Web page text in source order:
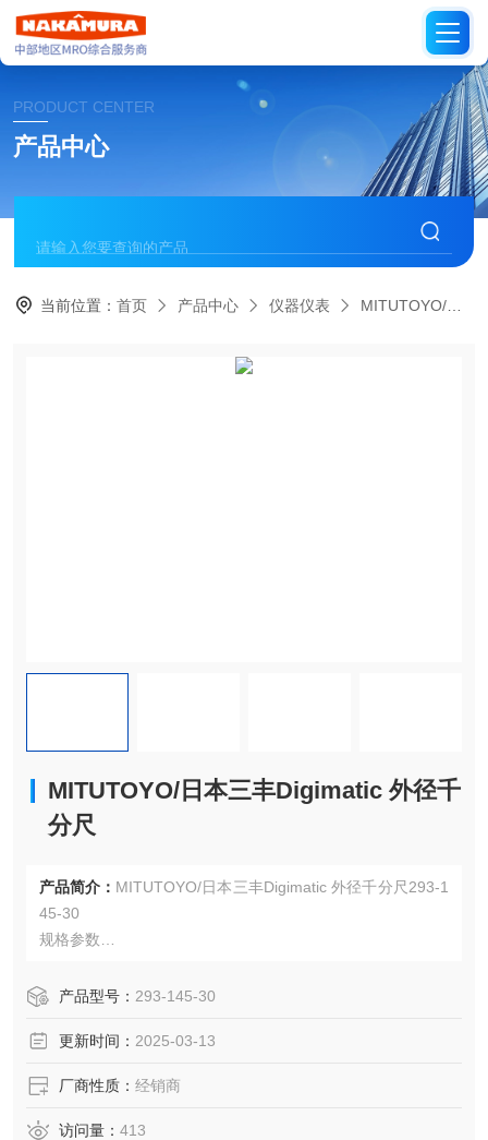
PRODUCT CENTER
产品中心
当前位置：首页 产品中心 仪器仪表 MITUTOYO/日本三丰
MITUTOYO/日本三丰Digimatic 外径千
分尺
产品简介： MITUTOYO/日本三丰Digimatic 外径千分尺293-1
45-30
规格参数
测量范围：0-25mm。
精度：±1μm。
重量：0.2kg。
进给速度：达到 2mm/rev，相比传统千分尺，定位时间和测
产品型号： 293-145-30
更新时间： 2025-03-13
厂商性质： 经销商
访问量： 413